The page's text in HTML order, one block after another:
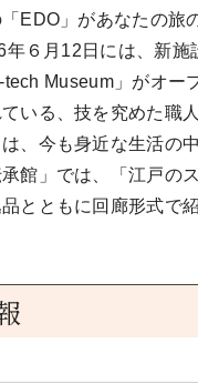
EDO」があなたの旅
年６月12日には、新
tech Museum」がオー
いる、技を究めた職
、今も身近な生活の
館」では、「江戸の
とともに回廊形式で